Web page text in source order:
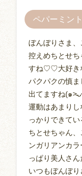
ペパーミント
ぼんぼりさま
控えめちとせ
すね♡♡大好き
パクパクの慎ま
出てますね(๑
運動はあまり
っかりできて
ちとせちゃん
ンガリアンカ
っぱり美人さ
いつもぼんぼ